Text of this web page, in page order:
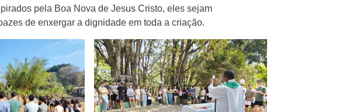
pela Boa Nova de Jesus Cristo, eles sejam
de enxergar a dignidade em toda a criação.